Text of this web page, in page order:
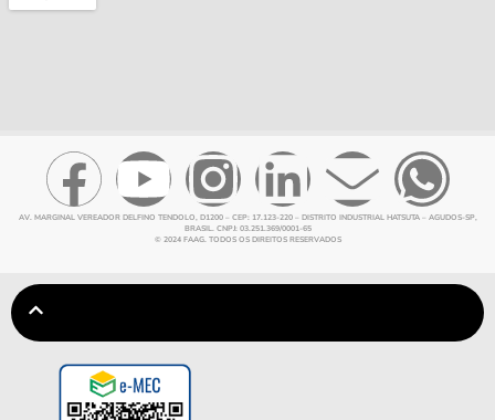
AV. MARGINAL VEREADOR DELFINO TENDOLO, D1200 – CEP: 17.123-220 – DISTRITO INDUSTRIAL HATSUTA – AGUDOS-SP,
BRASIL. CNPJ: 03.251.369/0001-65
© 2024 FAAG. TODOS OS DIREITOS RESERVADOS